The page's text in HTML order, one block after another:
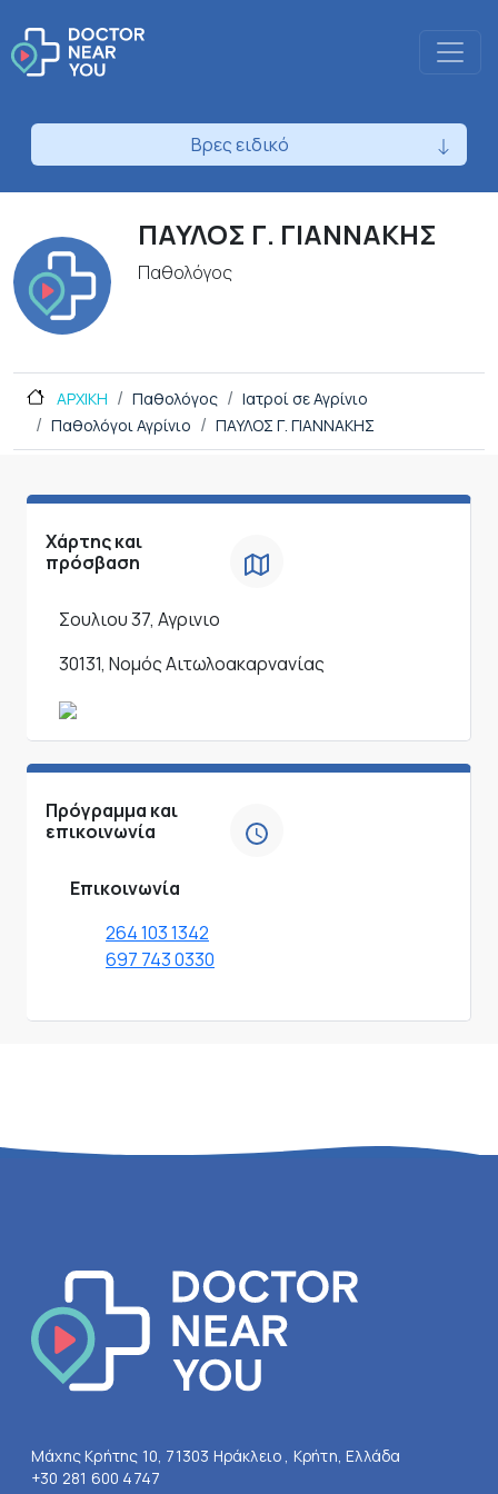
Βρες ειδικό
ΠΑΥΛΟΣ Γ. ΓΙΑΝΝΑΚΗΣ
Παθολόγος
ΑΡΧΙΚΗ Παθολόγος
Ιατροί σε Αγρίνιο
Παθολόγοι Αγρίνιο
ΠΑΥΛΟΣ Γ. ΓΙΑΝΝΑΚΗΣ
Χάρτης και
πρόσβαση
Σουλιου 37, Αγρινιο
30131, Νομός Αιτωλοακαρνανίας
Πρόγραμμα και
επικοινωνία
Επικοινωνία
264 103 1342
697 743 0330
Μάχης Κρήτης 10, 71303 Ηράκλειο , Κρήτη, Ελλάδα
+30 281 600 4747